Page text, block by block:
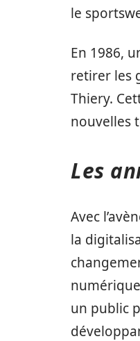
le
En 1986,
retirer les
Thiery.
nouvelles
Les
Avec
la
un public